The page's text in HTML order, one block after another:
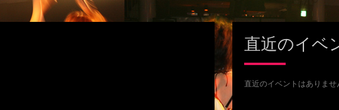
直近のイベ
直近のイベントはありませ